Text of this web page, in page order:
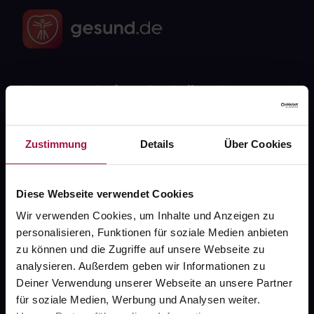
Zustimmung Details Über Cookies
Diese Webseite verwendet Cookies
Wir verwenden Cookies, um Inhalte und Anzeigen zu
personalisieren, Funktionen für soziale Medien anbieten
zu können und die Zugriffe auf unsere Webseite zu
analysieren. Außerdem geben wir Informationen zu
Deiner Verwendung unserer Webseite an unsere Partner
für soziale Medien, Werbung und Analysen weiter.
Fragen zu Deiner Bestellung?
Widerrufsformular
gesund.de
Über uns